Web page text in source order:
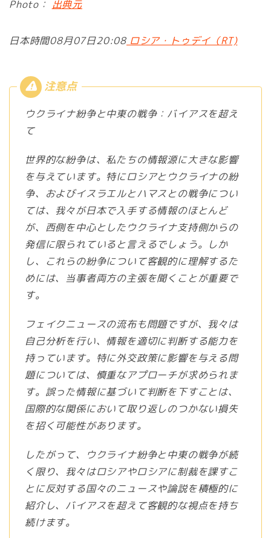
Photo： 出典元
日本時間08月07日20:08 ロシア・トゥデイ（RT)
ウクライナ紛争と中東の戦争：バイアスを超え
て
世界的な紛争は、私たちの情報源に大きな影響
を与えています。特にロシアとウクライナの紛
争、およびイスラエルとハマスとの戦争につい
ては、我々が日本で入手する情報のほとんど
が、西側を中心としたウクライナ支持側からの
発信に限られていると言えるでしょう。しか
し、これらの紛争について客観的に理解するた
めには、当事者両方の主張を聞くことが重要で
す。
フェイクニュースの流布も問題ですが、我々は
自己分析を行い、情報を適切に判断する能力を
持っています。特に外交政策に影響を与える問
題については、慎重なアプローチが求められま
す。誤った情報に基づいて判断を下すことは、
国際的な関係において取り返しのつかない損失
を招く可能性があります。
したがって、ウクライナ紛争と中東の戦争が続
く限り、我々はロシアやロシアに制裁を課すこ
とに反対する国々のニュースや論説を積極的に
紹介し、バイアスを超えて客観的な視点を持ち
続けます。